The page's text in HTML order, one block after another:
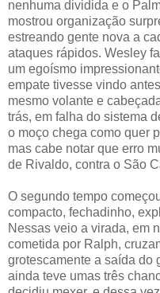
nenhuma dividida e o
mostrou organização
estreando gente nova a
ataques rápidos. Wesley
um egoísmo
empate tivesse vindo
mesmo volante e
trás, em falha do sistema
o moço chega como quer
mas cabe notar que erro
de Rivaldo, contra o São
O segundo tempo
compacto, fechadinho,
Nessas veio a virada, em
cometida por Ralph,
grotescamente a saída do
ainda teve umas três